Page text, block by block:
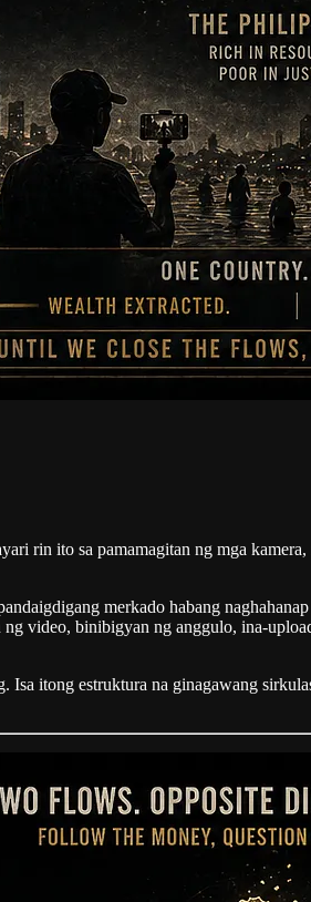
rin ito sa pamamagitan ng mga
merkado habang
video, binibigyan ng anggulo, ina-
itong estruktura na ginagawang